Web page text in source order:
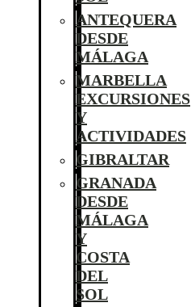
ANTEQUERA
DESDE
MÁLAGA
MARBELLA
EXCURSIONES
Y
ACTIVIDADES
GIBRALTAR
GRANADA
DESDE
MÁLAGA
Y
COSTA
DEL
SOL